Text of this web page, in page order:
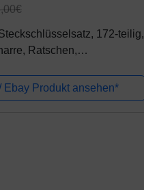
172-teilig,
Ratschen,
Ebay Produkt ansehen*